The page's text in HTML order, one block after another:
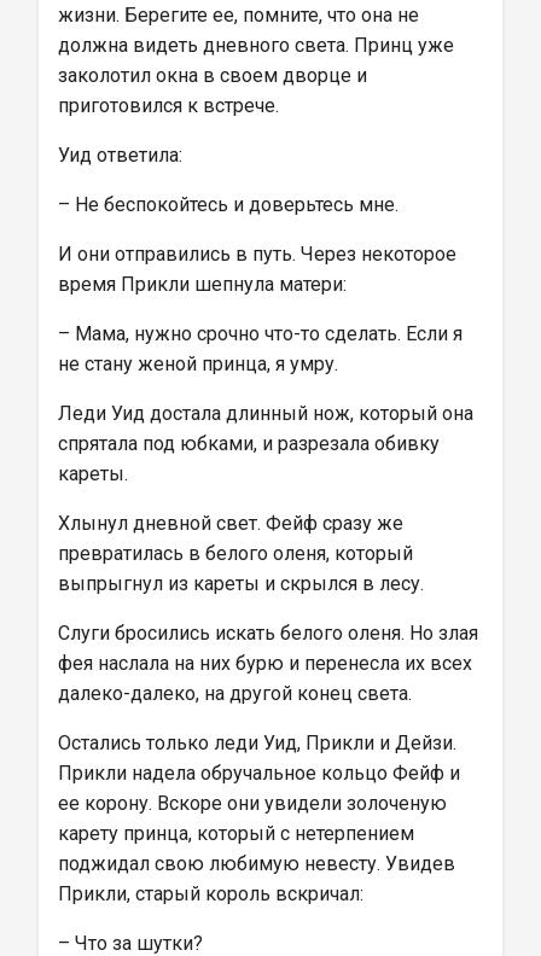
жизни. Берегите ее, помните, что она не
должна видеть дневного света. Принц уже
заколотил окна в своем дворце и
приготовился к встрече.
Уид ответила:
– Не беспокойтесь и доверьтесь мне.
И они отправились в путь. Через некоторое
время Прикли шепнула матери:
– Мама, нужно срочно что-то сделать. Если я
не стану женой принца, я умру.
Леди Уид достала длинный нож, который она
спрятала под юбками, и разрезала обивку
кареты.
Хлынул дневной свет. Фейф сразу же
превратилась в белого оленя, который
выпрыгнул из кареты и скрылся в лесу.
Слуги бросились искать белого оленя. Но злая
фея наслала на них бурю и перенесла их всех
далеко-далеко, на другой конец света.
Остались только леди Уид, Прикли и Дейзи.
Прикли надела обручальное кольцо Фейф и
ее корону. Вскоре они увидели золоченую
карету принца, который с нетерпением
поджидал свою любимую невесту. Увидев
Прикли, старый король вскричал:
– Что за шутки?